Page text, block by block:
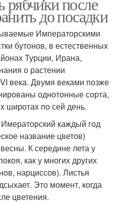
до посадки
Императорскими
бутонов, в естественных
Турции, Ирана,
о растении
века. Двумя веками позже
однотонные сорта,
по сей день.
каждый год
название цветов)
К середине лета у
как у многих других
нарциссов). Листья
Это момент, когда
цветения.